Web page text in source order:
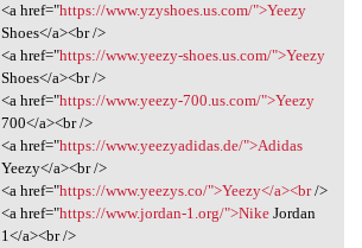
<a href="https://www.yzyshoes.us.com/">Yeezy
Shoes</a><br />
<a href="https://www.yeezy-shoes.us.com/">Yeezy
Shoes</a><br />
<a href="https://www.yeezy-700.us.com/">Yeezy
700</a><br />
<a href="https://www.yeezyadidas.de/">Adidas
Yeezy</a><br />
<a href="https://www.yeezys.co/">Yeezy</a><br/>
<a href="https://www.jordan-1.org/">NikeJordan
1</a><br />